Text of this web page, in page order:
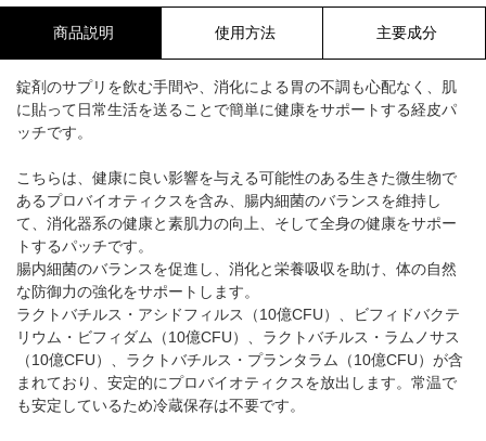
商品説明 使用方法 主要成分
錠剤のサプリを飲む手間や、消化による胃の不調も心配なく、肌
に貼って日常生活を送ることで簡単に健康をサポートする経皮パ
ッチです。
こちらは、健康に良い影響を与える可能性のある生きた微生物で
あるプロバイオティクスを含み、腸内細菌のバランスを維持し
て、消化器系の健康と素肌力の向上、そして全身の健康をサポー
トするパッチです。
腸内細菌のバランスを促進し、消化と栄養吸収を助け、体の自然
な防御力の強化をサポートします。
ラクトバチルス・アシドフィルス（10億CFU）、ビフィドバクテ
リウム・ビフィダム（10億CFU）、ラクトバチルス・ラムノサス
（10億CFU）、ラクトバチルス・プランタラム（10億CFU）が含
まれており、安定的にプロバイオティクスを放出します。常温で
も安定しているため冷蔵保存は不要です。